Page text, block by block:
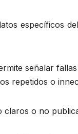
específicos
señalar
repetidos o
claros o no